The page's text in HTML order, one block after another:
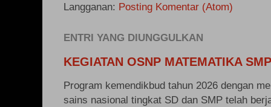
Langganan: Posting Komentar (Atom)
ENTRI YANG DIUNGGULKAN
KEGIATAN OSNP MATEMATIKA
Program kemendikbud tahun 2026 dengan
sains nasional tingkat SD dan SMP telah